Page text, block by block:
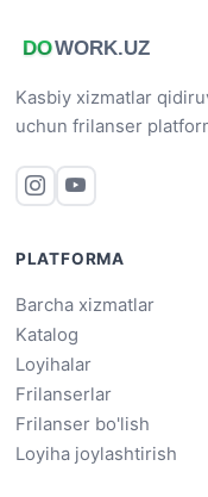
Kasbiy xizmatlar
uchun frilanser
PLATFORMA
Barcha xizmatlar
Katalog
Loyihalar
Frilanserlar
Frilanser bo'lish
Loyiha joylashtirish